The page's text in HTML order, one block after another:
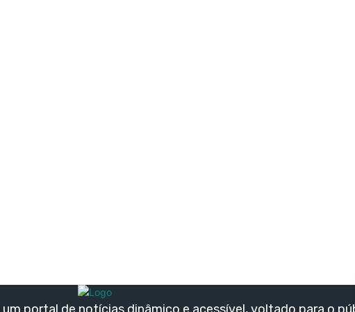
um portal de notícias dinâmico e acessível, voltado para o